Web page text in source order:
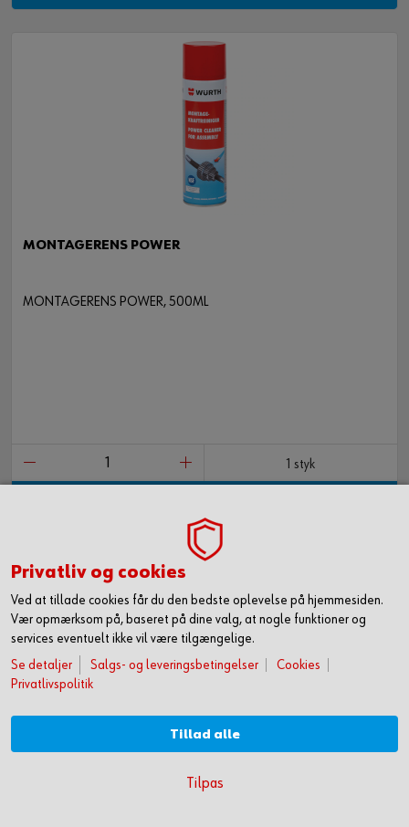
MONTAGERENS POWER
MONTAGERENS POWER, 500ML
1 styk
RENSEVÆSKE
Privatliv og cookies
Ved at tillade cookies får du den bedste oplevelse på hjemmesiden.
Vær opmærksom på, baseret på dine valg, at nogle funktioner og
services eventuelt ikke vil være tilgængelige.
Se detaljer
Salgs- og leveringsbetingelser
Cookies
Privatlivspolitik
Tillad alle
Tilpas
OPRET DIG OG FÅ ADGANG TIL 50.000 PRODUKTER >